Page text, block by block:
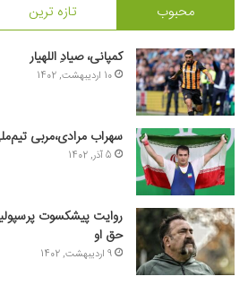
محبوب تازه ترین
کمپانی، صیادِ اللهیار
10 اردیبهشت, 1402
سهراب مرادی،مربی
5 آذر, 1402
روایت پیشکسوت
حق او
9 اردیبهشت, 1402